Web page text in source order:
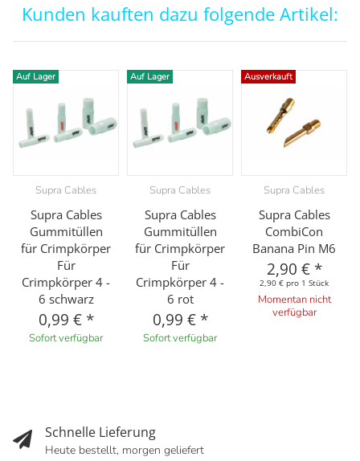
Kunden kauften dazu folgende Artikel:
Auf Lager
Supra Cables
Supra Cables
Gummitüllen
für Crimpkörper
Für
Crimpkörper 4 -
6 schwarz
0,99 € *
Sofort verfügbar
Auf Lager
Supra Cables
Supra Cables
Gummitüllen
für Crimpkörper
Für
Crimpkörper 4 -
6 rot
0,99 € *
Sofort verfügbar
Ausverkauft
Supra Cables
Supra Cables
CombiCon
Banana Pin M6
2,90 € *
2,90 € pro 1 Stück
Momentan nicht
verfügbar
Schnelle Lieferung
Heute bestellt, morgen geliefert